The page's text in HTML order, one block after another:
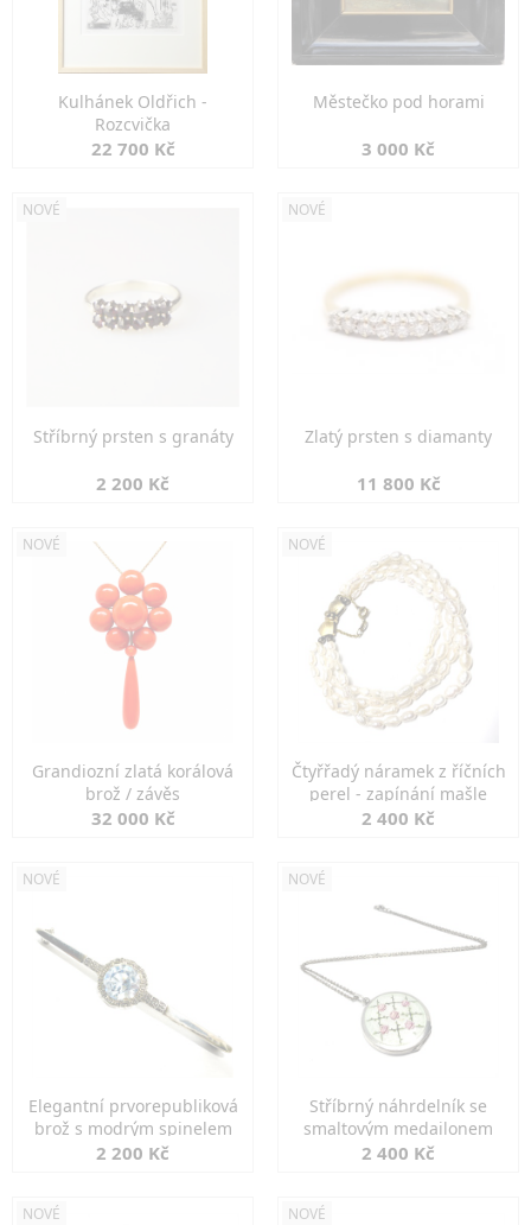
Kulhánek Oldřich -
Rozcvička
22 700 Kč
Městečko pod horami
3 000 Kč
NOVÉ
Stříbrný prsten s granáty
2 200 Kč
NOVÉ
Zlatý prsten s diamanty
11 800 Kč
NOVÉ
Grandiozní zlatá korálová
brož / závěs
32 000 Kč
NOVÉ
Čtyřřadý náramek z říčních
perel - zapínání mašle
2 400 Kč
NOVÉ
Elegantní prvorepubliková
brož s modrým spinelem
2 200 Kč
NOVÉ
Stříbrný náhrdelník se
smaltovým medailonem
2 400 Kč
NOVÉ NOVÉ